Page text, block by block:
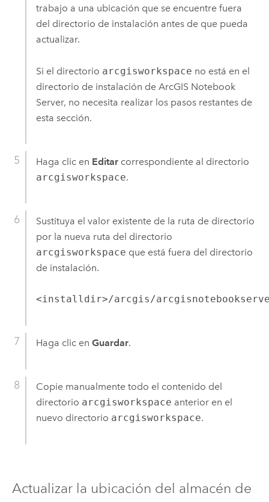
trabajo a una ubicación que se encuentre fuera
del directorio de instalación antes de que pueda
actualizar.
Si el directorio arcgisworkspace no está en el
directorio de instalación de ArcGIS Notebook
Server, no necesita realizar los pasos restantes de
esta sección.
Haga clic en Editarcorrespondiente al directorio
arcgisworkspace.
Sustituya el valor existente de la ruta de directorio
por la nueva ruta del directorio
arcgisworkspace que está fuera del directorio
de instalación.
<installdir>/arcgis/
Haga clic en Guardar.
Copie manualmente todo el contenido del
directorio arcgisworkspace anterior en el
nuevo directorio arcgisworkspace.
Actualizar la ubicación del almacén de